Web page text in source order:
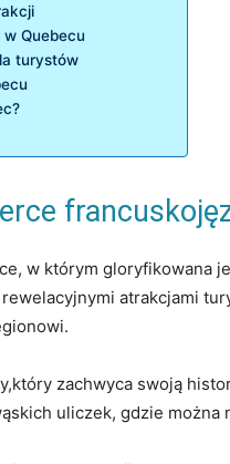
Quebecu
turystów
w którym
atrakcjami
zachwyca swoją
uliczek, gdzie można